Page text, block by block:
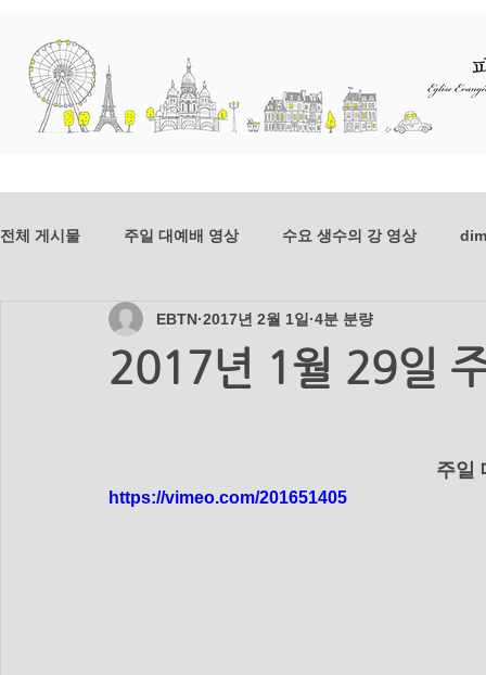
전체 게시물 주일 대예배 영상 수요 생수의 강 영상
dim-201807 mer-201807 dim-201806
dim-201712 mer-201712 dim_201711
2017년 1월 29일
EBTN 2017년 2월 1일 4분 분량
https://vimeo.com/201651405